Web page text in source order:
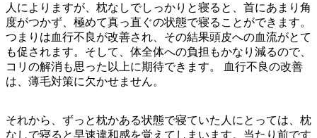
人によりますが、枕なしでしっかりと寝ると、首にあまり角
度がつかず、極めて真っ直ぐの状態で寝ることができます。
つまりは血行不良が改善され、その結果頭皮への血流がとて
も促されます。そして、体全体への負担もかなり減るので、
コリの解消も思った以上に期待できます。 血行不良の改善
は、薄毛対策に欠かせません。
それから、ずっと枕かある状態で寝ていた人にとっては、枕
なしで寝ると早速違和感を覚えてしまいます。当たり前です